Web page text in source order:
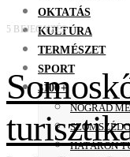
OKTATÁS
KULTÚRA
TERMÉSZET
SPORT
3100+
NÓGRÁD
HATÁRON
5 BEJEGYZÉS